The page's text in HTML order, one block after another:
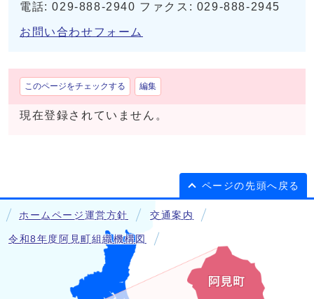
電話: 029-888-2940 ファクス: 029-888-2945
お問い合わせフォーム
このページをチェックする 編集
現在登録されていません。
ページの先頭へ戻る
ホームページ運営方針 交通案内
令和8年度阿見町組織機構図